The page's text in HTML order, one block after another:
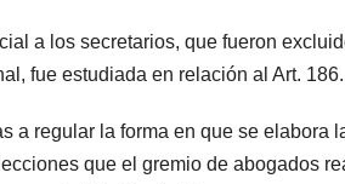
a los secretarios, que fueron
fue estudiada en relación al Art. 186.
a regular la forma en que se elabora
que el gremio de abogados